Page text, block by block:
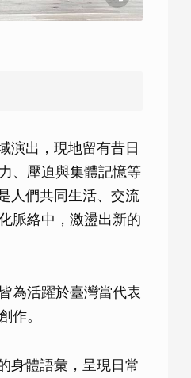
演出，現地留有昔日
、壓迫與集體記憶等
人們共同生活、交流
脈絡中，激盪出新的
為活躍於臺灣當代表
作。
身體語彙，呈現日常